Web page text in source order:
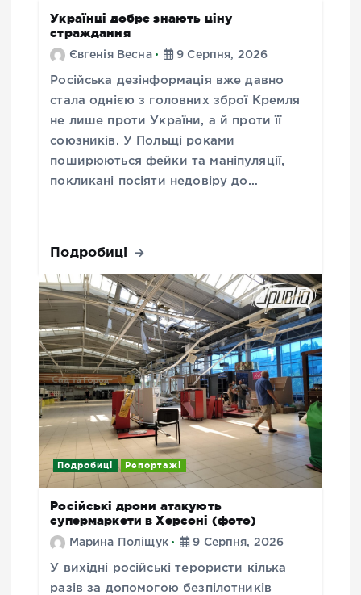
Українці добре знають ціну
страждання
Євгенія Весна 9 Серпня, 2026
Російська дезінформація вже давно
стала однією з головних зброї Кремля
не лише проти України, а й проти її
союзників. У Польщі роками
поширюються фейки та маніпуляції,
покликані посіяти недовіру до…
Подробиці
Подробиці Репортажі
Російські дрони атакують
супермаркети в Херсоні (фото)
Марина Поліщук 9 Серпня, 2026
У вихідні російські терористи кілька
разів за допомогою безпілотників